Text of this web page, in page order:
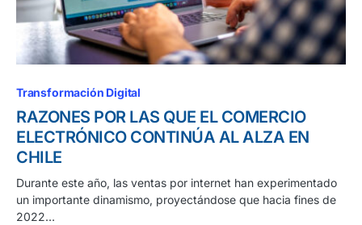
Transformación Digital
RAZONES POR LAS QUE EL COMERCIO
ELECTRÓNICO CONTINÚA AL ALZA EN
CHILE
Durante este año, las ventas por internet han experimentado
un importante dinamismo, proyectándose que hacia fines de
2022…